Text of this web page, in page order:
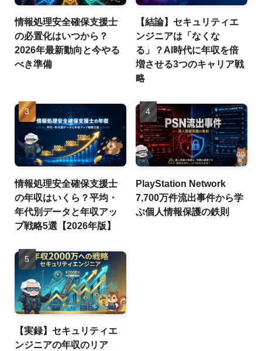
情報処理安全確保支援士
の必置化はいつから？
2026年最新動向と今やる
べき準備
【結論】セキュリティエ
ンジニアは「なくな
る」？AI時代に年収を倍
増させる3つのキャリア戦
略
情報処理安全確保支援士
の年収はいくら？平均・
年代別データと年収アッ
プ戦略5選【2026年版】
PlayStation Network
7,700万件流出事件から学
ぶ個人情報保護の鉄則
【実録】セキュリティエ
ンジニアの年収のリア